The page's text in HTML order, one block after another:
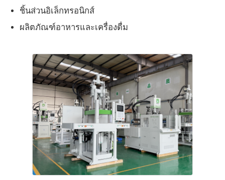
ชิ้นส่วนอิเล็กทรอนิกส์
ผลิตภัณฑ์อาหารและเครื่องดื่ม